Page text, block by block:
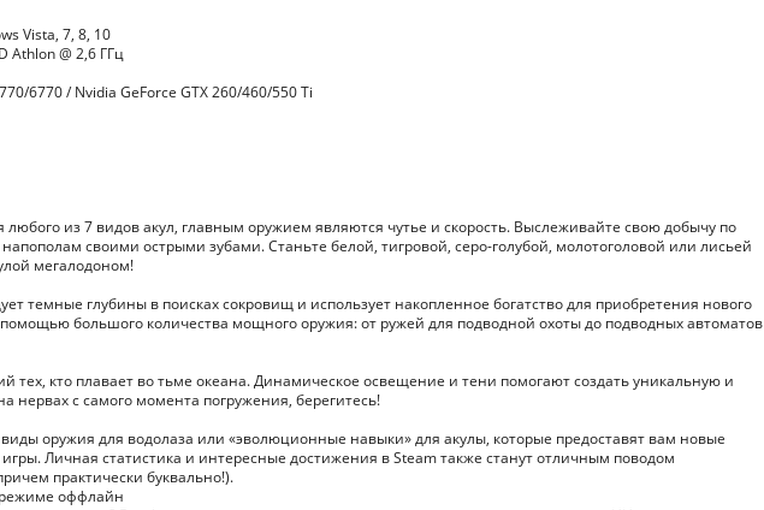
Vista, 7, 8, 10
Athlon @ 2,6 ГГц
6770 / Nvidia GeForce GTX 260/460/550 Ti
любого из 7 видов акул, главным оружием являются чутье и скорость. Выслеживайте свою добычу по
своими острыми зубами. Станьте белой, тигровой, серо-голубой, молотоголовой или лисьей
мегалодоном!
темные глубины в поисках сокровищ и использует накопленное богатство для приобретения нового
большого количества мощного оружия: от ружей для подводной охоты до подводных автоматов
тех, кто плавает во тьме океана. Динамическое освещение и тени помогают создать уникальную и
нервах с самого момента погружения, берегитесь!
оружия для водолаза или «эволюционные навыки» для акулы, которые предоставят вам новые
Личная статистика и интересные достижения в Steam также станут отличным поводом
практически буквально!).
оффлайн